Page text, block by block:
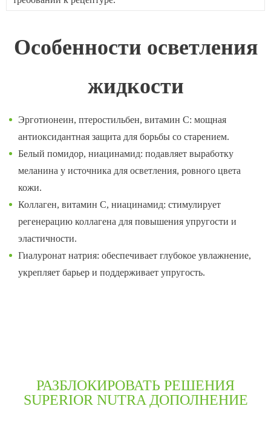
Особенности осветления
жидкости
Эрготионеин, птеростильбен, витамин С: мощная
антиоксидантная защита для борьбы со старением.
Белый помидор, ниацинамид: подавляет выработку
меланина у источника для осветления, ровного цвета
кожи.
Коллаген, витамин С, ниацинамид: стимулирует
регенерацию коллагена для повышения упругости и
эластичности.
Гиалуронат натрия: обеспечивает глубокое увлажнение,
укрепляет барьер и поддерживает упругость.
РАЗБЛОКИРОВАТЬ РЕШЕНИЯ
SUPERIOR NUTRA ДОПОЛНЕНИЕ